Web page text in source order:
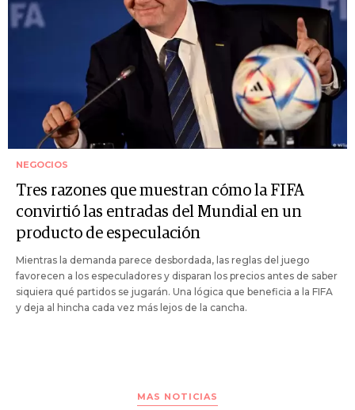
NEGOCIOS
Tres razones que muestran cómo la FIFA
convirtió las entradas del Mundial en un
producto de especulación
Mientras la demanda parece desbordada, las reglas del juego
favorecen a los especuladores y disparan los precios antes de saber
siquiera qué partidos se jugarán. Una lógica que beneficia a la FIFA
y deja al hincha cada vez más lejos de la cancha.
MAS NOTICIAS